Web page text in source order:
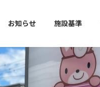
お知らせ 施設基準